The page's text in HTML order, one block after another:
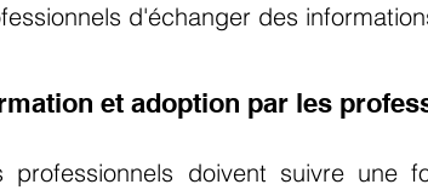
d'échanger des
et adoption par les
professionnels doivent suivre une